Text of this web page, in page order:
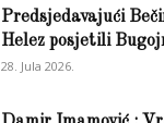
Predsjedavajući
Helez posjetili
28. Jula 2026.